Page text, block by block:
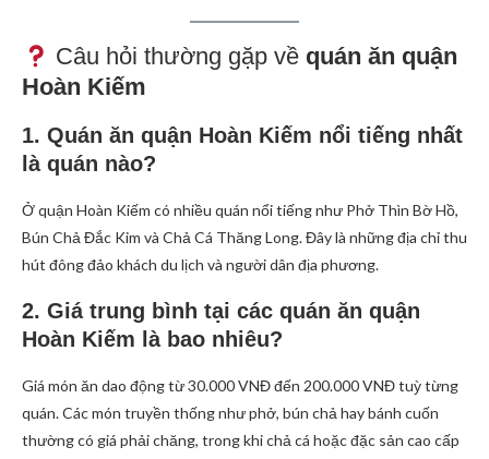
Câu hỏi thường gặp về quán ăn quận
Hoàn Kiếm
1. Quán ăn quận Hoàn Kiếm nổi tiếng nhất
là quán nào?
Ở quận Hoàn Kiếm có nhiều quán nổi tiếng như Phở Thìn Bờ Hồ,
Bún Chả Đắc Kim và Chả Cá Thăng Long. Đây là những địa chỉ thu
hút đông đảo khách du lịch và người dân địa phương.
2. Giá trung bình tại các quán ăn quận
Hoàn Kiếm là bao nhiêu?
Giá món ăn dao động từ 30.000 VNĐ đến 200.000 VNĐ tuỳ từng
quán. Các món truyền thống như phở, bún chả hay bánh cuốn
thường có giá phải chăng, trong khi chả cá hoặc đặc sản cao cấp